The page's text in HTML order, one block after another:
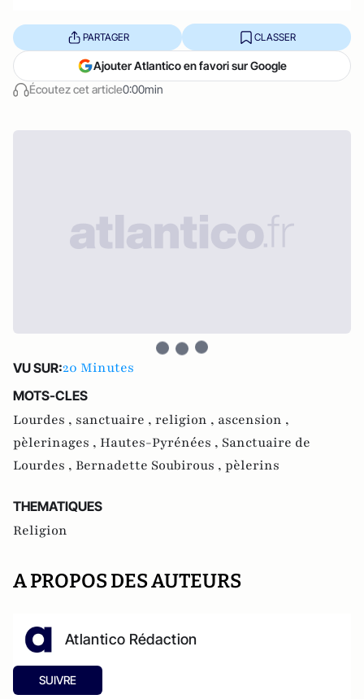
Écoutez cet article0:00min
PARTAGER CLASSER
Ajouter Atlantico en favori sur Google
VU SUR:20 Minutes
MOTS-CLES
Lourdes , sanctuaire , religion , ascension ,
pèlerinages , Hautes-Pyrénées , Sanctuaire de
Lourdes , Bernadette Soubirous , pèlerins
THEMATIQUES
Religion
A PROPOS DES AUTEURS
Atlantico Rédaction
SUIVRE